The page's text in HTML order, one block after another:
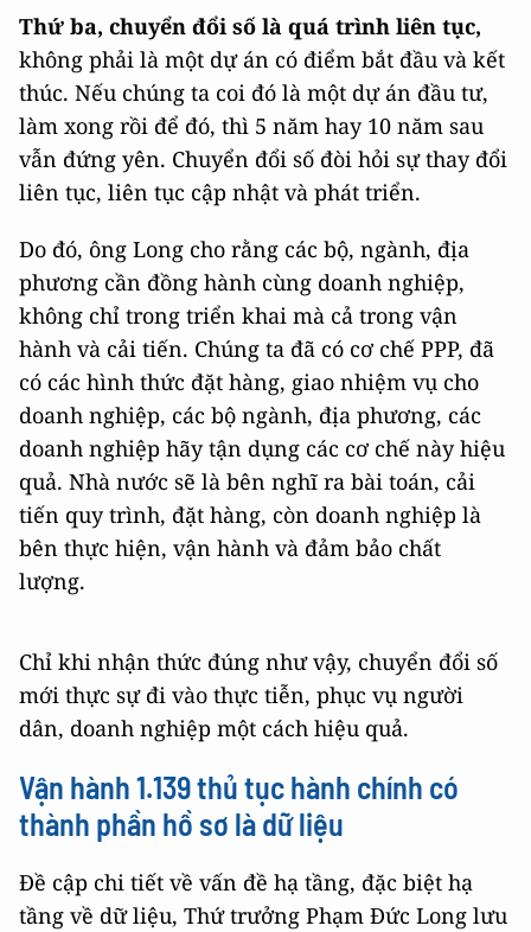
Thứ ba, chuyển đổi số là quá trình liên tục,
không phải là một dự án có điểm bắt đầu và kết
thúc. Nếu chúng ta coi đó là một dự án đầu tư,
làm xong rồi để đó, thì 5 năm hay 10 năm sau
vẫn đứng yên. Chuyển đổi số đòi hỏi sự thay đổi
liên tục, liên tục cập nhật và phát triển.
Do đó, ông Long cho rằng các bộ, ngành, địa
phương cần đồng hành cùng doanh nghiệp,
không chỉ trong triển khai mà cả trong vận
hành và cải tiến. Chúng ta đã có cơ chế PPP, đã
có các hình thức đặt hàng, giao nhiệm vụ cho
doanh nghiệp, các bộ ngành, địa phương, các
doanh nghiệp hãy tận dụng các cơ chế này hiệu
quả. Nhà nước sẽ là bên nghĩ ra bài toán, cải
tiến quy trình, đặt hàng, còn doanh nghiệp là
bên thực hiện, vận hành và đảm bảo chất
lượng.
Chỉ khi nhận thức đúng như vậy, chuyển đổi số
mới thực sự đi vào thực tiễn, phục vụ người
dân, doanh nghiệp một cách hiệu quả.
Vận hành 1.139 thủ tục hành chính có
thành phần hồ sơ là dữ liệu
Đề cập chi tiết về vấn đề hạ tầng, đặc biệt hạ
tầng về dữ liệu, Thứ trưởng Phạm Đức Long lưu